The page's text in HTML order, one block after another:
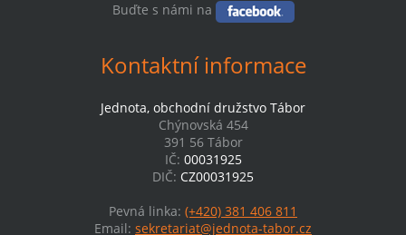
Buďte s námi na
Kontaktní informace
Jednota, obchodní družstvo Tábor
Chýnovská 454
391 56 Tábor
IČ: 00031925
DIČ: CZ00031925
Pevná linka: (+420) 381 406 811
Email: sekretariat@jednota-tabor.cz